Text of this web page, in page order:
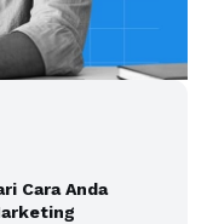
Cara Anda